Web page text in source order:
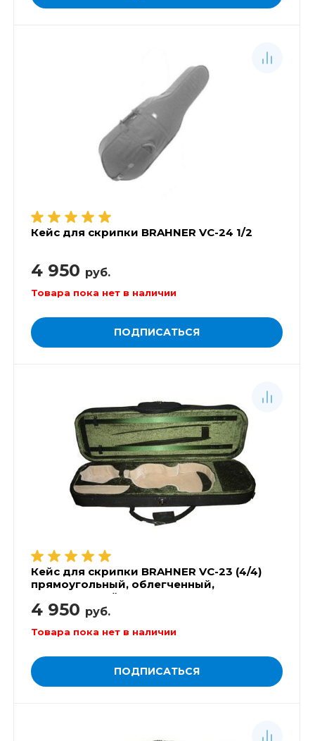
Кейс для скрипки BRAHNER VC-24 1/2
4 950 руб.
Товара пока нет в наличии
ПОДПИСАТЬСЯ
Кейс для скрипки BRAHNER VC-23 (4/4)
прямоугольный, облегченный,
суперпрочный
4 950 руб.
Товара пока нет в наличии
ПОДПИСАТЬСЯ